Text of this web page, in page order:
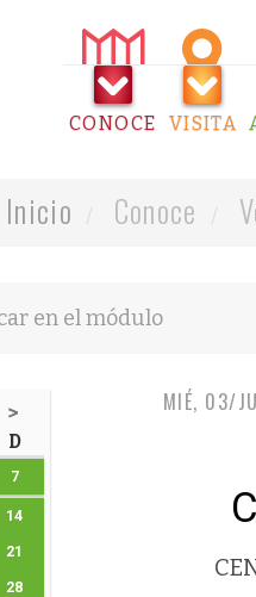
CONOCE VISITA
Inicio Conoce
>
D
7
14
21
28
MIÉ, 03/